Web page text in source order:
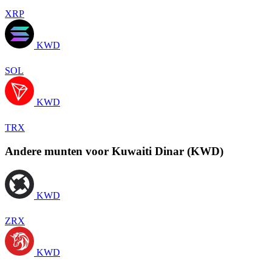
XRP
KWD
SOL
KWD
TRX
Andere munten voor Kuwaiti Dinar (KWD)
KWD
ZRX
KWD